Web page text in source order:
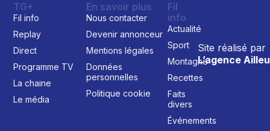
Site réalisé par
L’agence
TG+
Fil info
Replay
Direct
Programme TV
La chaine
Le média
En savoir plus
Nous contacter
Devenir annonceur
Mentions légales
Données
personnelles
Politique cookie
Fil
info
Actualité
Sport
Montagne
Recettes
Faits
divers
Événements